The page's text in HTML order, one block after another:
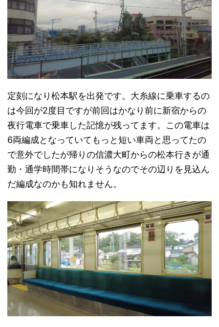
定刻になり松本駅を出発です。大糸線に乗車するの
は今回が2度目ですが前回はかなり前に新宿からの
夜行電車で乗車した記憶が残ってます。この電車は
6両編成となっていてもっと短い車両と思ってたの
で意外でしたが帰りの信濃大町からの松本行きが通
勤・通学時間帯になりそうなのでその辺りを見込ん
だ編成なのかも知れません。